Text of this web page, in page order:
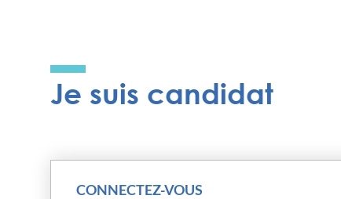
Je suis candidat
CONNECTEZ-VOUS